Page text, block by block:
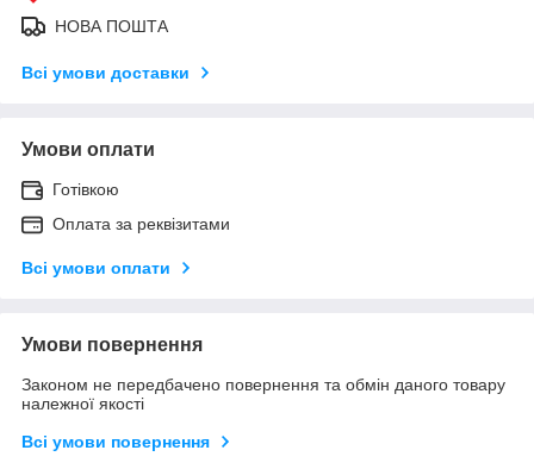
НОВА ПОШТА
Всі умови доставки
Умови оплати
Готівкою
Оплата за реквізитами
Всі умови оплати
Умови повернення
Законом не передбачено повернення та обмін даного товару
належної якості
Всі умови повернення